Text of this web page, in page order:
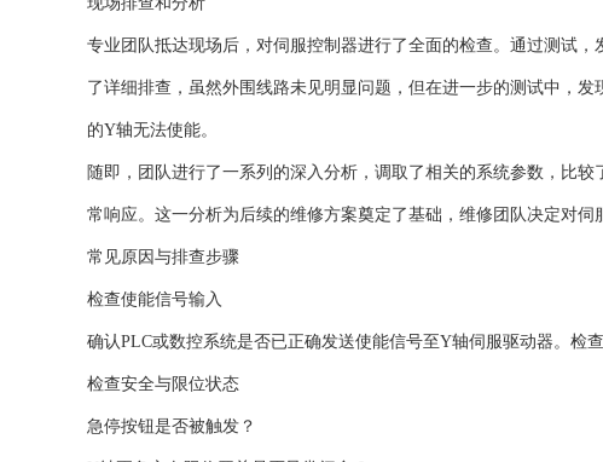
专业团队抵达现场后，对伺服控制器进行了全面的检查。通过测试
了详细排查，虽然外围线路未见明显问题，但在进一步的测试中，
的Y轴无法使能。
随即，团队进行了一系列的深入分析，调取了相关的系统参数，比
常响应。这一分析为后续的维修方案奠定了基础，维修团队决定对伺
常见原因与排查步骤‌
‌检查使能信号输入‌
确认PLC或数控系统是否已正确发送使能信号至Y轴伺服驱动器。检
‌检查安全与限位状态‌
急停按钮是否被触发？